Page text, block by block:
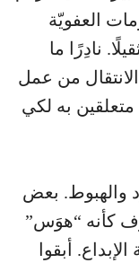
العفويّة
نادِرًا ما
من عمل
به لكي
والهبوط. بعض
كأنه “هوَس”
أبقوا